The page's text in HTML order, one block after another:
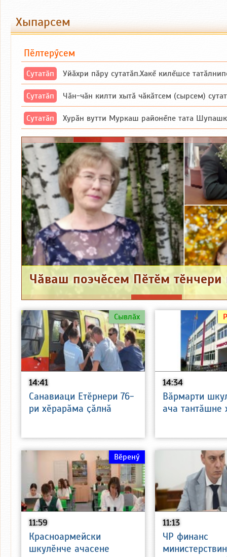
Хыпарсем
Пӗлтерӳсем
Сутатӑп Уйăхри пăру сутатăп.Хакĕ килĕшсе
Сутатӑп Чăн-чăн килти хытă чăкăтсем (сырсем) сутатпăр. Вĕсене мăн пыршă
Сутатӑп Хурăн вутти Муркаш районĕпе тата Шупашкар районĕнчи Ишлей
14:41
Сывлӑх
Санавиаци Етӗрнери 76-
ри хӗрарӑма ҫӑлнӑ
14:34
Вӑрмарти
ача тантӑшне
11:59
Вӗренӳ
Красноармейски
шкулӗнче ачасене
11:13
ЧР финанс